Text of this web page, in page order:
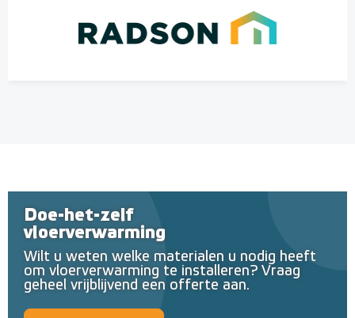
Doe-het-zelf
vloerverwarming
Wilt u weten welke materialen u nodig heeft
om vloerverwarming te installeren? Vraag
geheel vrijblijvend een offerte aan.